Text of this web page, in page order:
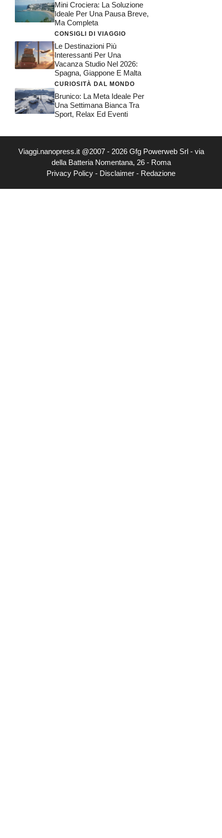
Mini Crociera: La Soluzione
Ideale Per Una Pausa Breve,
Ma Completa
CONSIGLI DI VIAGGIO
Le Destinazioni Più
Interessanti Per Una
Vacanza Studio Nel 2026:
Spagna, Giappone E Malta
CURIOSITÀ DAL MONDO
Brunico: La Meta Ideale Per
Una Settimana Bianca Tra
Sport, Relax Ed Eventi
Viaggi.nanopress.it @2007 - 2026 Gfg Powerweb Srl - via
della Batteria Nomentana, 26 - Roma
Privacy Policy - Disclaimer - Redazione